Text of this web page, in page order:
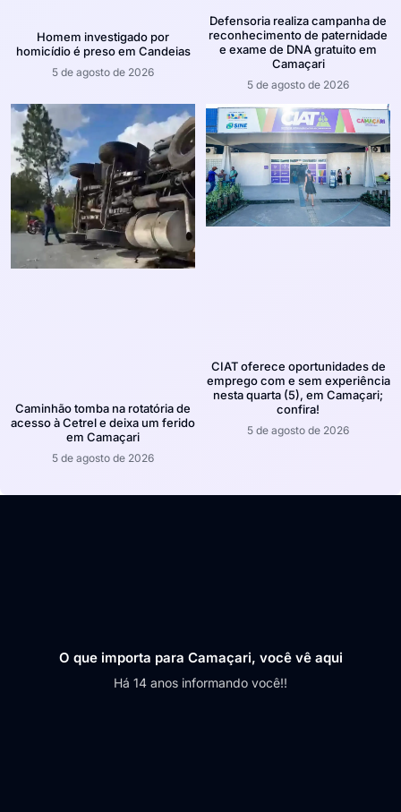
Homem investigado por
homicídio é preso em Candeias
5 de agosto de 2026
Defensoria realiza campanha de
reconhecimento de paternidade
e exame de DNA gratuito em
Camaçari
5 de agosto de 2026
Caminhão tomba na rotatória de
acesso à Cetrel e deixa um ferido
em Camaçari
5 de agosto de 2026
CIAT oferece oportunidades de
emprego com e sem experiência
nesta quarta (5), em Camaçari;
confira!
5 de agosto de 2026
O que importa para Camaçari, você vê aqui
Há 14 anos informando você!!